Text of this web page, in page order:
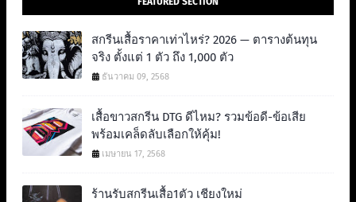
สกรีนเสื้อราคาเท่าไหร่? 2026 — ตารางต้นทุน
จริง ตั้งแต่ 1 ตัว ถึง 1,000 ตัว
ธันวาคม 09, 2568
เสื้อขาวสกรีน DTG ดีไหม? รวมข้อดี-ข้อเสีย
พร้อมเคล็ดลับเลือกให้คุ้ม!
เมษายน 17, 2568
ร้านรับสกรีนเสื้อ1ตัว เชียงใหม่